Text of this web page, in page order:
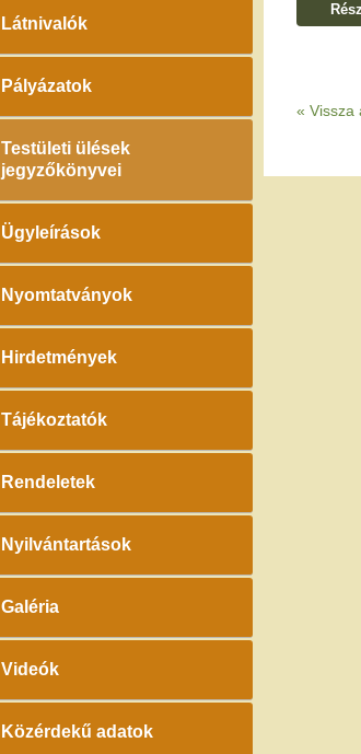
Látnivalók
Pályázatok
Testületi ülések
jegyzőkönyvei
Ügyleírások
Nyomtatványok
Hirdetmények
Tájékoztatók
Rendeletek
Nyilvántartások
Galéria
Videók
Közérdekű adatok
« Vissza